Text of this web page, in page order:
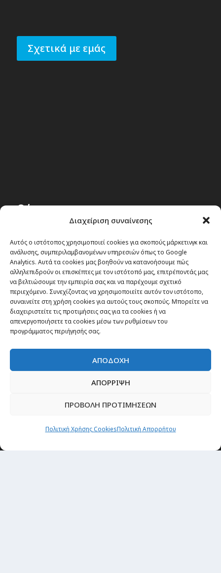
Διαχείριση συναίνεσης
Αυτός ο ιστότοπος χρησιμοποιεί cookies για σκοπούς μάρκετινγκ και
ανάλυσης, συμπεριλαμβανομένων υπηρεσιών όπως το Google
Analytics. Αυτά τα cookies μας βοηθούν να κατανοήσουμε πώς
αλληλεπιδρούν οι επισκέπτες με τον ιστότοπό μας, επιτρέποντάς μας
να βελτιώσουμε την εμπειρία σας και να παρέχουμε σχετικό
περιεχόμενο. Συνεχίζοντας να χρησιμοποιείτε αυτόν τον ιστότοπο,
συναινείτε στη χρήση cookies για αυτούς τους σκοπούς. Μπορείτε να
διαχειριστείτε τις προτιμήσεις σας για τα cookies ή να
απενεργοποιήσετε τα cookies μέσω των ρυθμίσεων του
προγράμματος περιήγησής σας.
ΑΠΟΔΟΧΗ
ΑΠΟΡΡΙΨΗ
ΠΡΟΒΟΛΗ ΠΡΟΤΙΜΗΣΕΩΝ
Πολιτική Χρήσης CookiesΠολιτική Απορρήτου
Σχετικά με εμάς
Θέματα
Passenger στον κόσμο
TRAVEL NEWS
Οργάνωσε το ταξίδι σου
CITY and CULTURE